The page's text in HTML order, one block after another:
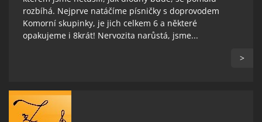
rozbíhá. Nejprve natáčíme písničky s doprovodem
Komorní skupinky, je jich celkem 6 a některé
opakujeme i 8krát! Nervozita narůstá, jsme...
>